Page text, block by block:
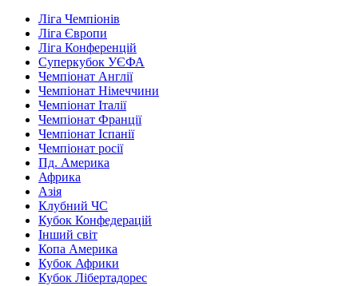
Ліга Чемпіонів
Ліга Європи
Ліга Конференцій
Суперкубок УЄФА
Чемпіонат Англії
Чемпіонат Німеччини
Чемпіонат Італії
Чемпіонат Франції
Чемпіонат Іспанії
Чемпіонат росії
Пд. Америка
Африка
Азія
Клубний ЧС
Кубок Конфедерацій
Інший світ
Копа Америка
Кубок Африки
Кубок Лібертадорес